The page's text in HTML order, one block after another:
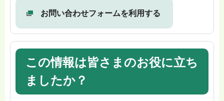
お問い合わせフォームを利用する
この情報は皆さまのお役に立ち
ましたか？